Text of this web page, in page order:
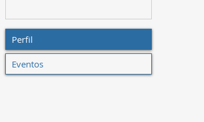
Perfil
Eventos